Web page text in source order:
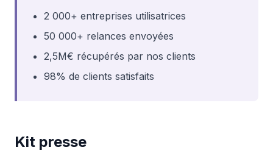
2 000+ entreprises utilisatrices
50 000+ relances envoyées
2,5M€ récupérés par nos clients
98% de clients satisfaits
Kit presse